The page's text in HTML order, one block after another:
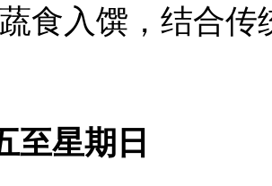
食入馔，结合传
至星期日